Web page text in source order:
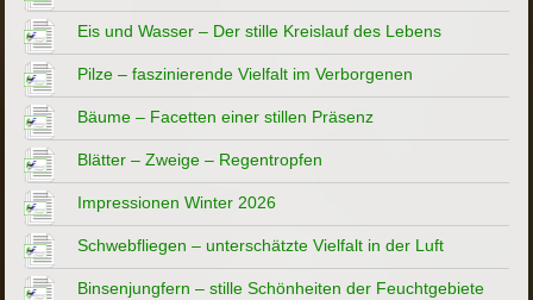
Eis und Wasser – Der stille Kreislauf des Lebens
Pilze – faszinierende Vielfalt im Verborgenen
Bäume – Facetten einer stillen Präsenz
Blätter – Zweige – Regentropfen
Impressionen Winter 2026
Schwebfliegen – unterschätzte Vielfalt in der Luft
Binsenjungfern – stille Schönheiten der Feuchtgebiete